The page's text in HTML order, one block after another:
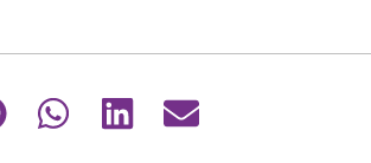
Share
Share
Share